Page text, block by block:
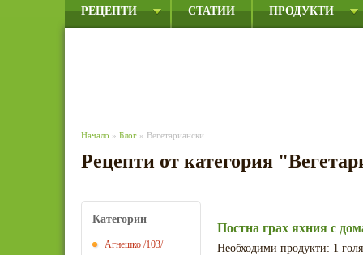
РЕЦЕПТИ СТАТИИ ПРОДУКТИ
Начало » Блог » Вегетариански
Рецепти от категория
Категории
Агнешко /103/
Постна грах яхния с
Необходими продукти: 1